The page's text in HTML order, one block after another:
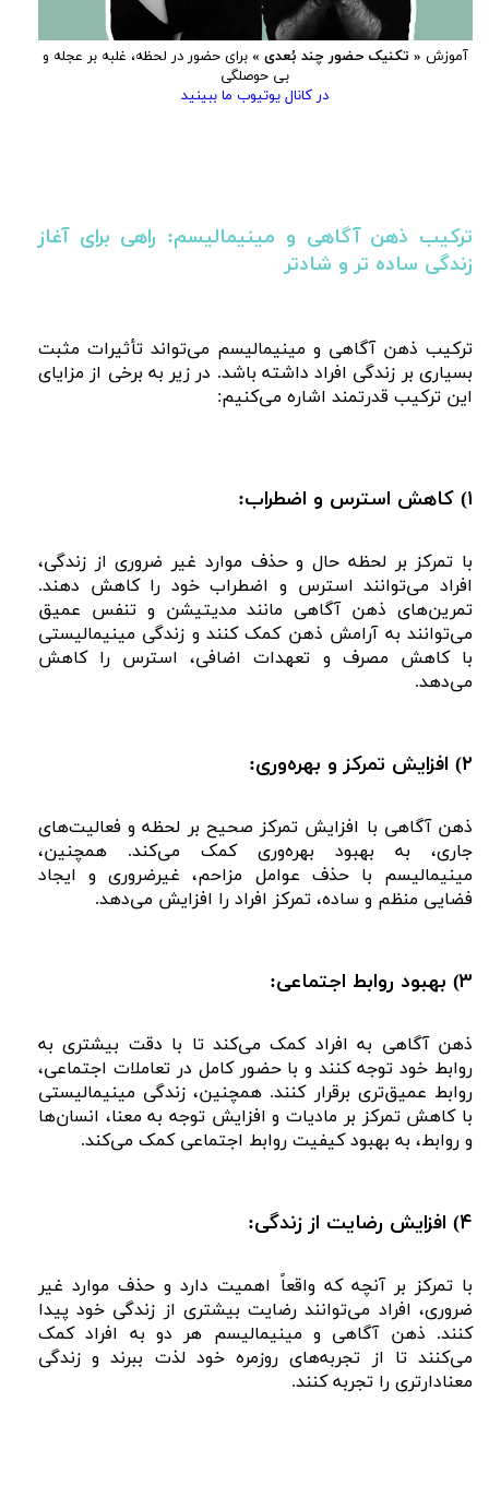
آموزش « تکنیک حضور چند بُعدی » برای حضور در لحظه، غلبه بر عجله و
بی حوصلگی
در کانال یوتیوب ما ببینید
ترکیب ذهن‌ آگاهی و مینیمالیسم: راهی برای آغاز
زندگی ساده‌ تر و شادتر
ترکیب ذهن‌ آگاهی و مینیمالیسم می‌تواند تأثیرات مثبت
بسیاری بر زندگی افراد داشته باشد. در زیر به برخی از مزایای
این ترکیب قدرتمند اشاره می‌کنیم:
۱) کاهش استرس و اضطراب:
با تمرکز بر لحظه حال و حذف موارد غیر ضروری از زندگی،
افراد می‌توانند استرس و اضطراب خود را کاهش دهند.
تمرین‌های ذهن‌ آگاهی مانند مدیتیشن و تنفس عمیق
می‌توانند به آرامش ذهن کمک کنند و زندگی مینیمالیستی
با کاهش مصرف و تعهدات اضافی، استرس را کاهش
می‌دهد.
۲) افزایش تمرکز و بهره‌وری:
ذهن‌ آگاهی با افزایش تمرکز صحیح بر لحظه و فعالیت‌های
جاری، به بهبود بهره‌وری کمک می‌کند. همچنین،
مینیمالیسم با حذف عوامل مزاحم، غیرضروری و ایجاد
فضایی منظم و ساده، تمرکز افراد را افزایش می‌دهد.
۳) بهبود روابط اجتماعی:
ذهن‌ آگاهی به افراد کمک می‌کند تا با دقت بیشتری به
روابط خود توجه کنند و با حضور کامل در تعاملات اجتماعی،
روابط عمیق‌تری برقرار کنند. همچنین، زندگی مینیمالیستی
با کاهش تمرکز بر مادیات و افزایش توجه به معنا، انسان‌ها
و روابط، به بهبود کیفیت روابط اجتماعی کمک می‌کند.
۴) افزایش رضایت از زندگی:
با تمرکز بر آنچه که واقعاً اهمیت دارد و حذف موارد غیر
ضروری، افراد می‌توانند رضایت بیشتری از زندگی خود پیدا
کنند. ذهن‌ آگاهی و مینیمالیسم هر دو به افراد کمک
می‌کنند تا از تجربه‌های روزمره خود لذت ببرند و زندگی
معنادارتری را تجربه کنند.